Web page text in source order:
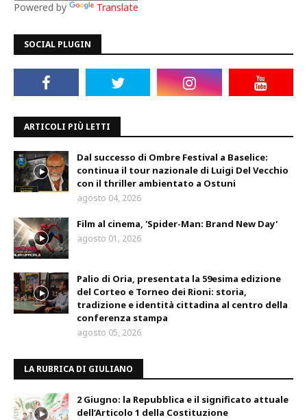
Powered by Translate
SOCIAL PLUGIN
ARTICOLI PIÙ LETTI
Dal successo di Ombre Festival a Baselice:
continua il tour nazionale di Luigi Del Vecchio
con il thriller ambientato a Ostuni
agosto 04, 2026
Film al cinema, 'Spider-Man: Brand New Day'
agosto 01, 2026
Palio di Oria, presentata la 59esima edizione
del Corteo e Torneo dei Rioni: storia,
tradizione e identità cittadina al centro della
conferenza stampa
agosto 05, 2026
LA RUBRICA DI GIULIANO
2 Giugno: la Repubblica e il significato attuale
dell’Articolo 1 della Costituzione